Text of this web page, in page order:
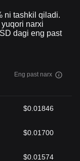
likvidlik va
mumkin. NYM
omillarning o'zaro
landshaftni
uchun:
ni kripto-birja
sotib olishingiz
ni tashkil qiladi.
narxi
dagi eng past
Eng past narx
$0.01846
$0.01700
$0.01574